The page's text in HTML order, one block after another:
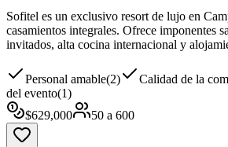
Sofitel es un exclusivo resort de lujo en
casamientos integrales. Ofrece imponentes
invitados, alta cocina internacional y
Personal amable(2) Calidad de la
del evento(1)
$629,000 50 a 600